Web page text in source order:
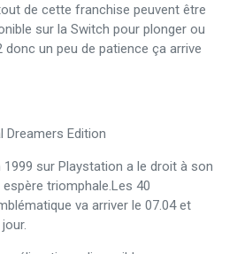
de cette franchise peuvent être
sur la Switch pour plonger ou
donc un peu de patience ça arrive
Dreamers Edition
sur Playstation a le droit à son
triomphale.Les 40
va arriver le 07.04 et